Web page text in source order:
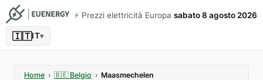
⚡️ Prezzi elettricità Europa sabato 8 agosto 2026
🇮🇹IT▾
Home › 🇧🇪 Belgio › Maasmechelen